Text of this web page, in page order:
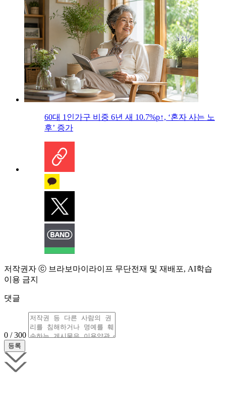
60대 1인가구 비중 6년 새 10.7%p↑, ‘혼자 사는 노
후’ 증가
저작권자 ⓒ 브라보마이라이프 무단전재 및 재배포, AI학습
이용 금지
댓글
0 / 300